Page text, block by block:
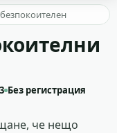
Без регистрация
че нещо